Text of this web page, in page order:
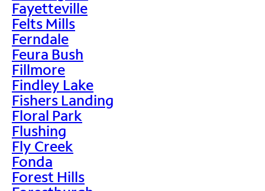
Fayetteville
Felts Mills
Ferndale
Feura Bush
Fillmore
Findley Lake
Fishers Landing
Floral Park
Flushing
Fly Creek
Fonda
Forest Hills